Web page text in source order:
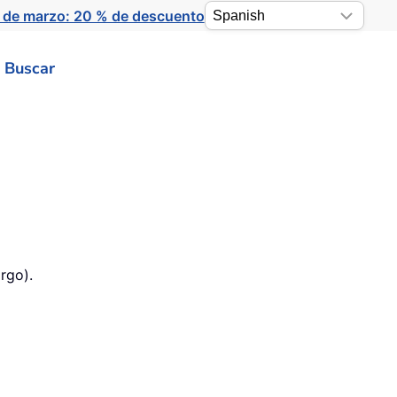
marzo: 20 % de descuento
Buscar